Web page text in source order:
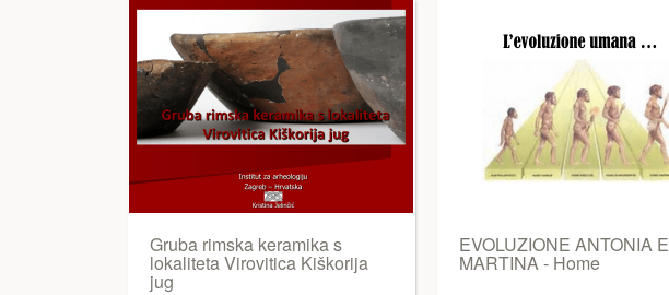
Gruba rimska keramika s
lokaliteta Virovitica Kiškorija
jug
EVOLUZIONE ANTONIA E
MARTINA - Home